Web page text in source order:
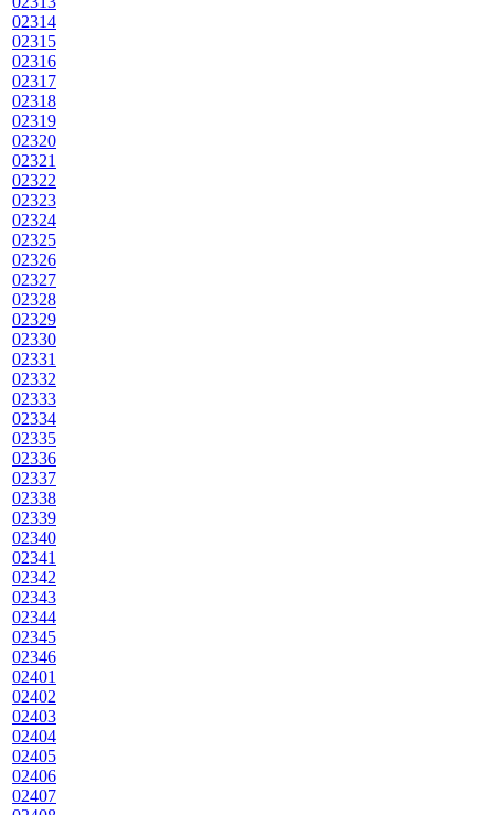
02314
02315
02316
02317
02318
02319
02320
02321
02322
02323
02324
02325
02326
02327
02328
02329
02330
02331
02332
02333
02334
02335
02336
02337
02338
02339
02340
02341
02342
02343
02344
02345
02346
02401
02402
02403
02404
02405
02406
02407